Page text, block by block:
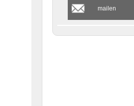
mailen